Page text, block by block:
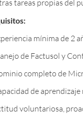
tareas propias del
mínima de 2
de Factusol y
completo de
de
voluntariosa,